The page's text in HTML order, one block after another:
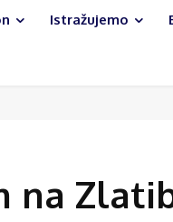
Istražujemo
na